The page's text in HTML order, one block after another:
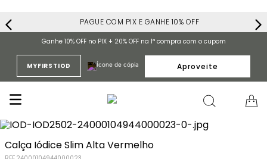
PAGUE COM PIX E GANHE 10% OFF
Ganhe 10% OFF no PIX + 20% OFF na 1ª compra com o cupom
MYFIRSTIOD Aproveite
Calça Iódice Slim Alta Vermelho